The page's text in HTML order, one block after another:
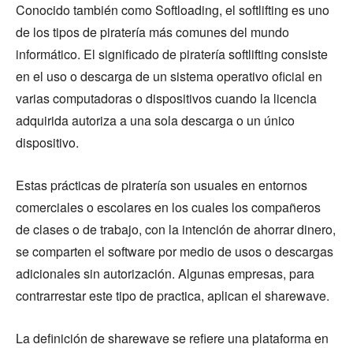
Conocido también como Softloading, el softlifting es uno
de los tipos de piratería más comunes del mundo
informático. El significado de piratería softlifting consiste
en el uso o descarga de un sistema operativo oficial en
varias computadoras o dispositivos cuando la licencia
adquirida autoriza a una sola descarga o un único
dispositivo.
Estas prácticas de piratería son usuales en entornos
comerciales o escolares en los cuales los compañeros
de clases o de trabajo, con la intención de ahorrar dinero,
se comparten el software por medio de usos o descargas
adicionales sin autorización. Algunas empresas, para
contrarrestar este tipo de practica, aplican el sharewave.
La definición de sharewave se refiere una plataforma en